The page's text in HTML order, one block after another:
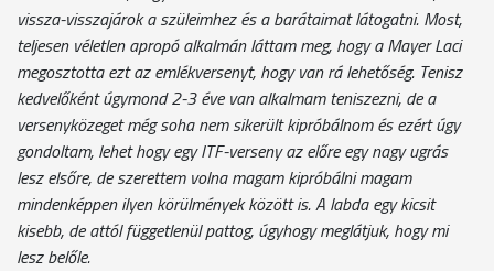
vissza-visszajárok a szüleimhez és a barátaimat látogatni. Most,
teljesen véletlen apropó alkalmán láttam meg, hogy a Mayer Laci
megosztotta ezt az emlékversenyt, hogy van rá lehetőség. Tenisz
kedvelőként úgymond 2-3 éve van alkalmam teniszezni, de a
versenyközeget még soha nem sikerült kipróbálnom és ezért úgy
gondoltam, lehet hogy egy ITF-verseny az előre egy nagy ugrás
lesz elsőre, de szerettem volna magam kipróbálni magam
mindenképpen ilyen körülmények között is. A labda egy kicsit
kisebb, de attól függetlenül pattog, úgyhogy meglátjuk, hogy mi
lesz belőle.